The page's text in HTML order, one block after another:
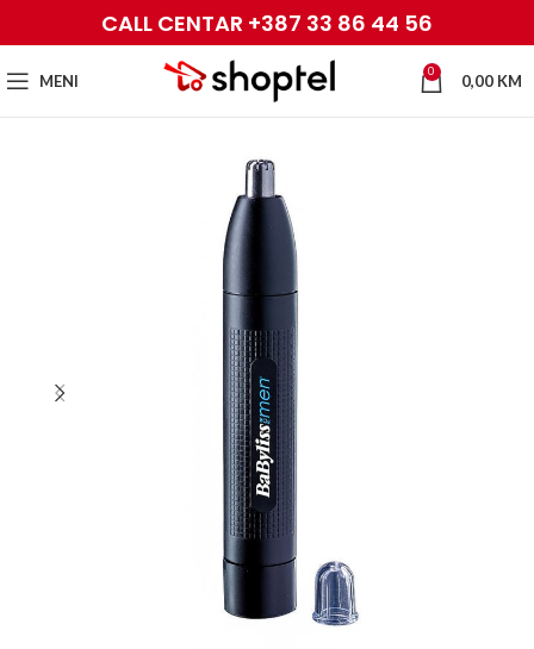
CALL CENTAR +387 33 86 44 56
MENI 0 0,00 KM